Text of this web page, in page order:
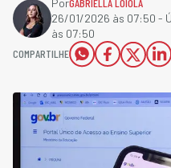
PorGABRIELLA LOIOLA
26/01/2026 às 07:50 -
às 07:50
COMPARTILHE